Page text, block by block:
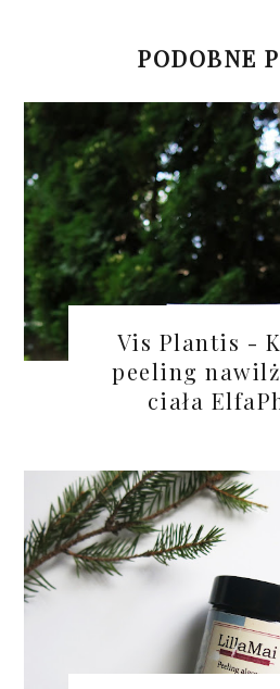
PODOBNE
Vis Plantis -
peeling
ciała